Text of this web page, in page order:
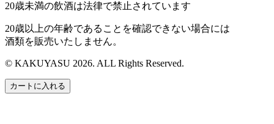
20歳未満の飲酒は法律で禁止されています
20歳以上の年齢であることを確認できない場合には
酒類を販売いたしません。
© KAKUYASU 2026. ALL Rights Reserved.
カートに入れる